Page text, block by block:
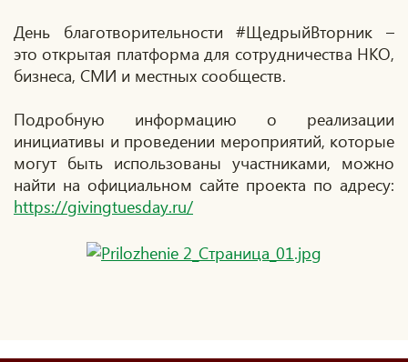
День благотворительности #ЩедрыйВторник –
это открытая платформа для сотрудничества НКО,
бизнеса, СМИ и местных сообществ.
Подробную информацию о реализации
инициативы и проведении мероприятий, которые
могут быть использованы участниками, можно
найти на официальном сайте проекта по адресу:
https://givingtuesday.ru/